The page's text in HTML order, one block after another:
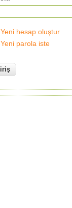
Yeni hesap oluştur
Yeni parola iste